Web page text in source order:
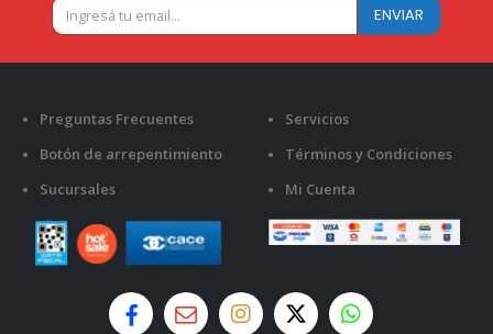
Preguntas Frecuentes
Botón de arrepentimiento
Sucursales
Servicios
Términos y Condiciones
Mi Cuenta